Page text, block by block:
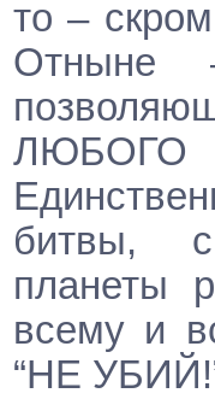
то –
Отныне
битвы,
планеты
всему и
“НЕ